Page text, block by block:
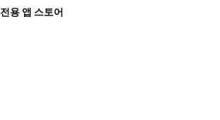
전용 앱 스토어